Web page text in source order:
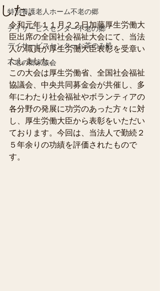
特別養護老人ホーム不老の郷
デイサービスセンター不老の郷
デイサービスセンターお茶のみ処
不老の郷家族会
した。
令和元年１１月２２日加藤厚生労働大
臣出席の全国社会福祉大会にて、当法
人の職員が厚生労働大臣表彰を受章い
たしました。
この大会は厚生労働省、全国社会福祉
協議会、中央共同募金会が共催し、多
年にわたり社会福祉やボランティアの
各分野の発展に功労のあった方々に対
し、厚生労働大臣から表彰をいただい
ております。今回は、当法人で勤続２
５年余りの功績を評価されたもので
す。